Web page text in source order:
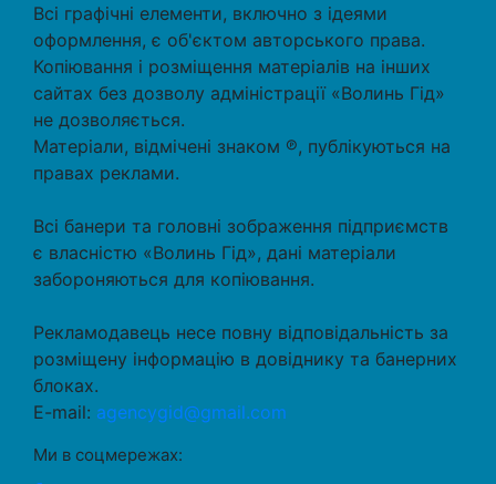
Всі графічні елементи, включно з ідеями
оформлення, є об'єктом авторського права.
Копіювання і розміщення матеріалів на інших
сайтах без дозволу адміністрації «Волинь Гід»
не дозволяється.
Матеріали, відмічені знаком ℗, публікуються на
правах реклами.
Всі банери та головні зображення підприємств
є власністю «Волинь Гід», дані матеріали
забороняються для копіювання.
Рекламодавець несе повну відповідальність за
розміщену інформацію в довіднику та банерних
блоках.
E-mail: agencygid@gmail.com
Ми в соцмережах: